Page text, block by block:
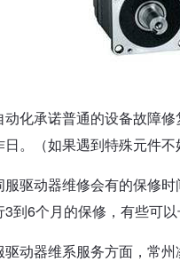
动化承诺普通的设备故障
日。（如果遇到特殊元件不
服驱动器维修会有的保修
到6个月的保修，有些可以
驱动器维系服务方面，常